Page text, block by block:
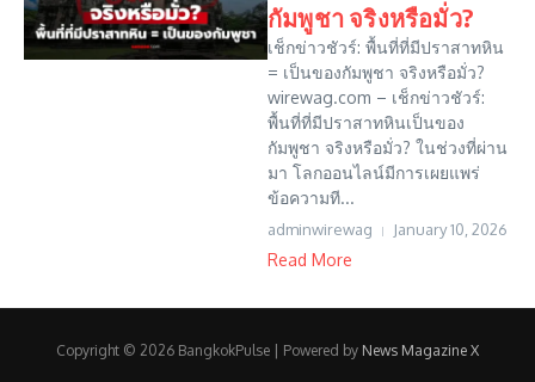
กัมพูชา จริงหรือมั่ว?
เช็กข่าวชัวร์: พื้นที่ที่มีปราสาทหิน
= เป็นของกัมพูชา จริงหรือมั่ว?
wirewag.com – เช็กข่าวชัวร์:
พื้นที่ที่มีปราสาทหินเป็นของ
กัมพูชา จริงหรือมั่ว? ในช่วงที่ผ่าน
มา โลกออนไลน์มีการเผยแพร่
ข้อความที...
adminwirewag January 10, 2026
Read More
Copyright © 2026 BangkokPulse | Powered by News Magazine X